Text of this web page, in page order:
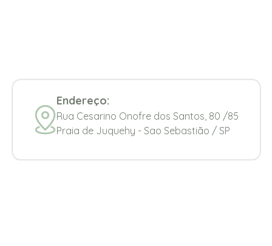
Endereço:
Rua Cesarino Onofre dos Santos, 80 /85
Praia de Juquehy - Sao Sebastião / SP